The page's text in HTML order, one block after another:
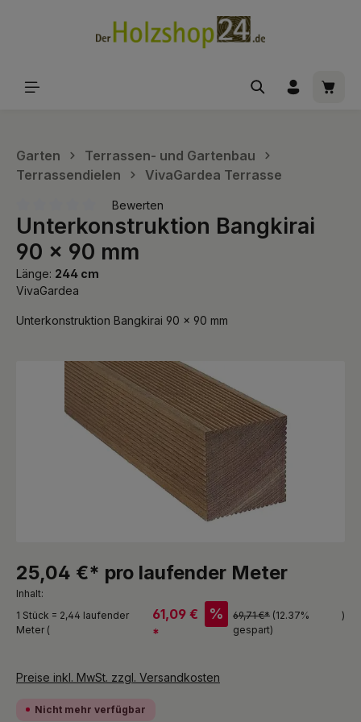
Garten
Terrassen- und Gartenbau
Terrassendielen
VivaGardea Terrasse
Durchschnittliche Bewertung von 0 von 5 Sternen
Bewerten
Unterkonstruktion Bangkirai
90 x 90 mm
Länge: 244 cm
VivaGardea
Unterkonstruktion Bangkirai 90 x 90 mm
Bildergalerie überspringen
25,04 €* pro laufender Meter
Inhalt:
1 Stück = 2,44 laufender
Meter (
61,09 €
*
% 69,71 €* (12.37%
gespart)
)
Preise inkl. MwSt. zzgl. Versandkosten
Nicht mehr verfügbar